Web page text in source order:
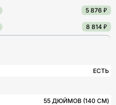
5 876 ₽
8 814 ₽
ЕСТЬ
55 ДЮЙМОВ (140 СМ)